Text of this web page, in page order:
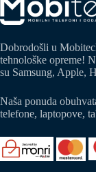
Dobrodošli u
tehnološke opreme!
su Samsung, Apple,
Naša ponuda
telefone, laptopove,